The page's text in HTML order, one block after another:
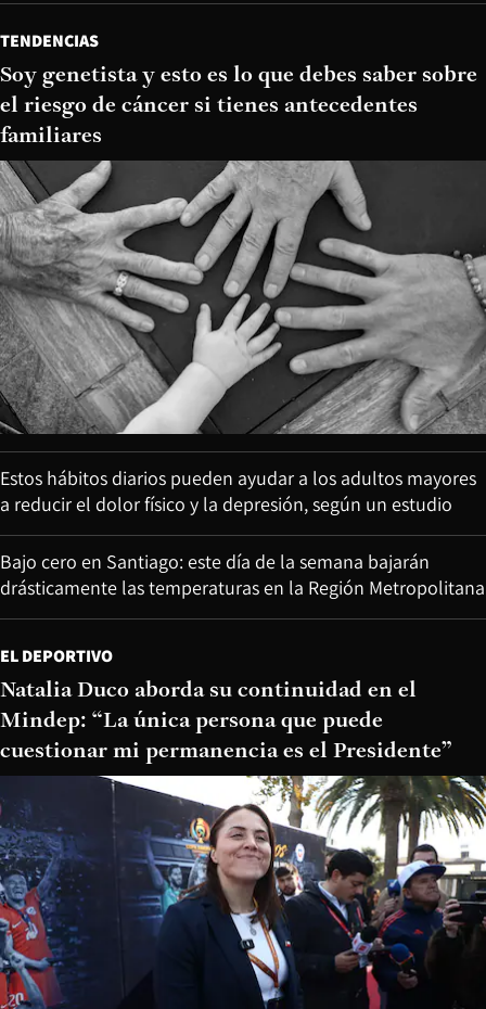
TENDENCIAS
Soy genetista y esto es lo que debes saber sobre
el riesgo de cáncer si tienes antecedentes
familiares
Estos hábitos diarios pueden ayudar a los adultos mayores
a reducir el dolor físico y la depresión, según un estudio
Bajo cero en Santiago: este día de la semana bajarán
drásticamente las temperaturas en la Región Metropolitana
EL DEPORTIVO
Natalia Duco aborda su continuidad en el
Mindep: “La única persona que puede
cuestionar mi permanencia es el Presidente”